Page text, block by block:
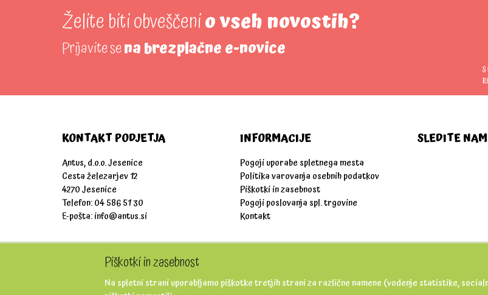
Želite biti obveščenio vseh novostih?
Prijavite sena brezplačne e-novice
KONTAKT PODJETJA
Antus, d.o.o. Jesenice
Cesta železarjev 12
4270 Jesenice
Telefon: 04 586 51 30
E-pošta:info@antus.si
INFORMACIJE
Pogoji uporabe spletnega mesta
Politika varovanja osebnih podatkov
Piškotki in zasebnost
Pogoji poslovanja spl. trgovine
Kontakt
SLEDITE NAM
Piškotki in zasebnost
Na spletni strani uporabljamo piškotke tretjih strani za različne namene (vodenje statistike, socialni